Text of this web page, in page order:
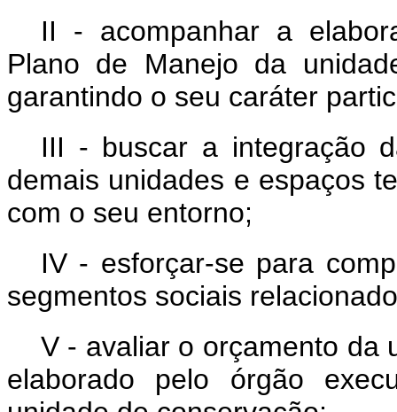
II - acompanhar a
Plano de Manejo da
garantindo o seu caráter
III - buscar a integração
demais unidades e espaços
com o seu entorno;
IV - esforçar-se para
segmentos sociais
V - avaliar o orçamento da
elaborado pelo órgão